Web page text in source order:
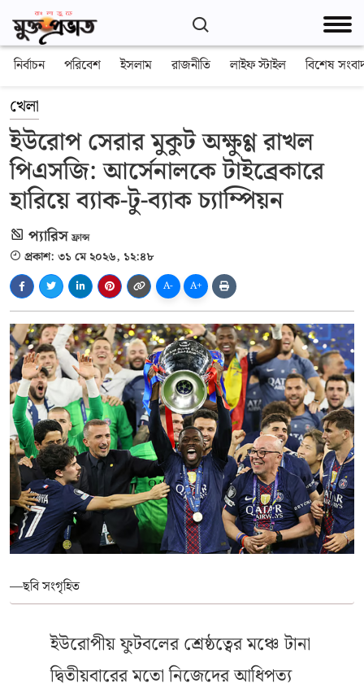
নির্বাচন পরিবেশ ইসলাম রাজনীতি লাইফ স্টাইল বিশেষ
খেলা
ইউরোপ সেরার মুকুট অক্ষুণ্ণ রাখল
পিএসজি: আর্সেনালকে টাইব্রেকারে
হারিয়ে ব্যাক-টু-ব্যাক চ্যাম্পিয়ন
প্যারিস ফ্রান্স
প্রকাশ: ৩১ মে ২০২৬, ১২:৪৮
A- A+
—ছবি সংগৃহিত
ইউরোপীয় ফুটবলের শ্রেষ্ঠত্বের মঞ্চে টানা
দ্বিতীয়বারের মতো নিজেদের আধিপত্য